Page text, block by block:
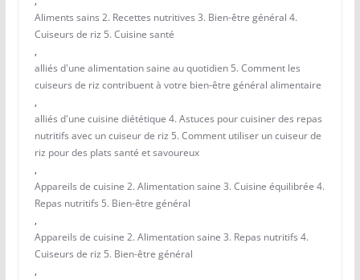
Aliments sains 2. Recettes nutritives 3. Bien-être général 4.
Cuiseurs de riz 5. Cuisine santé
,
alliés d'une alimentation saine au quotidien 5. Comment les
cuiseurs de riz contribuent à votre bien-être général alimentaire
,
alliés d'une cuisine diététique 4. Astuces pour cuisiner des repas
nutritifs avec un cuiseur de riz 5. Comment utiliser un cuiseur de
riz pour des plats santé et savoureux
,
Appareils de cuisine 2. Alimentation saine 3. Cuisine équilibrée 4.
Repas nutritifs 5. Bien-être général
,
Appareils de cuisine 2. Alimentation saine 3. Repas nutritifs 4.
Cuiseurs de riz 5. Bien-être général
,